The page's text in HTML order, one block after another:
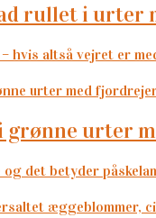
rullet i urter
hvis altså vejret er
grønne urter
det betyder